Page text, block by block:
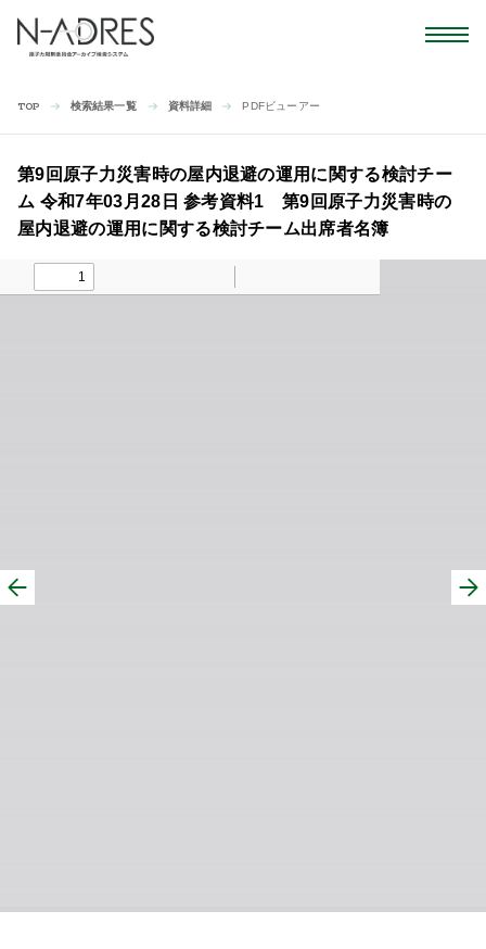
TOP 検索結果一覧 資料詳細 PDFビューアー
第9回原子力災害時の屋内退避の運用に関する検討チー
ム 令和7年03月28日 参考資料1 第9回原子力災害時の
屋内退避の運用に関する検討チーム出席者名簿